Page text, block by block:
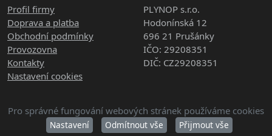
Profil firmy
Doprava a platba
Obchodní podmínky
Provozovna
Kontakty
Nastavení cookies
PLYNOP s.r.o.
Hodonínská 12
696 21 Prušánky
IČO: 29208351
DIČ: CZ29208351
Copyright © 2026 PLYNOP s.r.o. Všechna práva vyhrazena.
Pro správné fungování webových stránek používáme cookies
Nastavení Odmítnout vše Přijmout vše